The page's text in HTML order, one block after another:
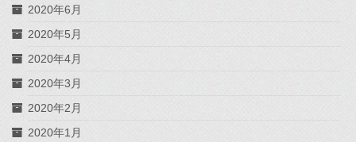
2020年6月
2020年5月
2020年4月
2020年3月
2020年2月
2020年1月